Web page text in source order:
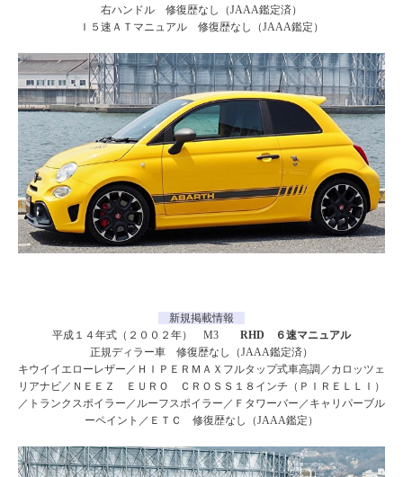
右ハンドル 修復歴なし（JAAA鑑定済）
Ｉ５速ＡＴマニュアル 修復歴なし（JAAA鑑定）
新規掲載情報
平成１４年式（２００２年） M3
RHD ６速マニュアル
正規ディラー車 修復歴なし（JAAA鑑定済）
キウイイエローレザー／ＨＩＰＥＲＭＡＸフルタップ式車高調／カロッツェ
リアナビ／ＮＥＥＺ ＥＵＲＯ ＣＲＯＳＳ１８インチ（ＰＩＲＥＬＬＩ）
／トランクスポイラー／ルーフスポイラー／Ｆタワーバー／キャリパーブル
ーペイント／ＥＴＣ 修復歴なし（JAAA鑑定）